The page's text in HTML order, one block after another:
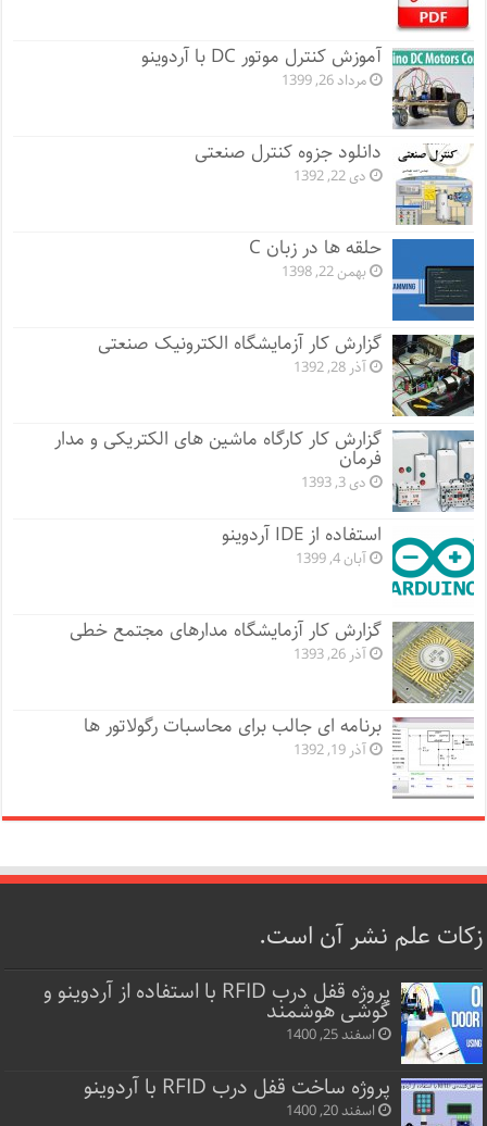
آموزش کنترل موتور DC با آردوینو
مرداد 26, 1399
دانلود جزوه کنترل صنعتی
دی 22, 1392
حلقه ها در زبان C
بهمن 22, 1398
گزارش کار آزمایشگاه الکترونیک صنعتی
آذر 28, 1392
گزارش کار کارگاه ماشین های الکتریکی و مدار
فرمان
دی 3, 1393
استفاده از IDE آردوینو
آبان 4, 1399
گزارش کار آزمایشگاه مدارهای مجتمع خطی
آذر 26, 1393
برنامه ای جالب برای محاسبات رگولاتور ها
آذر 19, 1392
زکات علم نشر آن است.
پروژه قفل‌ درب RFID با استفاده از آردوینو و
گوشی هوشمند
اسفند 25, 1400
پروژه ساخت قفل‌ درب RFID با آردوینو
اسفند 20, 1400